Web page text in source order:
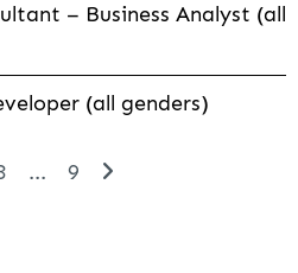
– Business Analyst (all
(all genders)
... 9